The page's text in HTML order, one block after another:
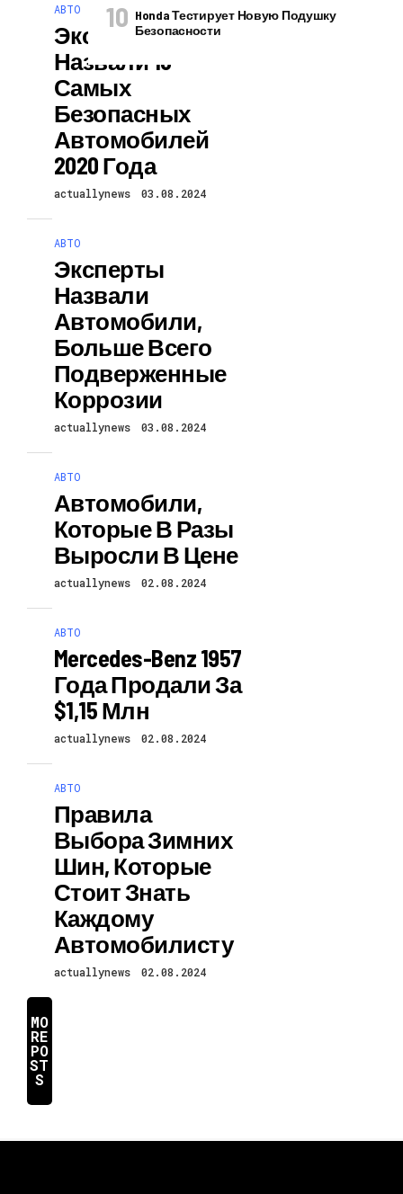
АВТО
Эксперты
Назвали 10
Самых
Безопасных
Автомобилей
2020 Года
actuallynews 03.08.2024
АВТО
Эксперты
Назвали
Автомобили,
Больше Всего
Подверженные
Коррозии
actuallynews 03.08.2024
АВТО
Автомобили,
Которые В Разы
Выросли В Цене
actuallynews 02.08.2024
АВТО
Mercedes-Benz 1957
Года Продали За
$1,15 Млн
actuallynews 02.08.2024
АВТО
Правила
Выбора Зимних
Шин, Которые
Стоит Знать
Каждому
Автомобилисту
actuallynews 02.08.2024
MO
RE
PO
ST
S
Honda Тестирует Новую Подушку
Безопасности